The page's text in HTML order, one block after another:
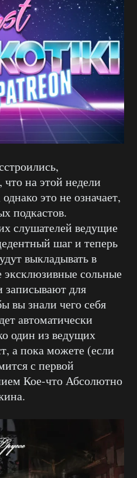
на этой недели
это не означает,
подкастов.
слушателей ведущие
шаг и теперь
выкладывать в
сольные
записывают для
вы знали чего себя
автоматически
один из ведущих
а пока можете (если
с первой
Кое-что Абсолютно